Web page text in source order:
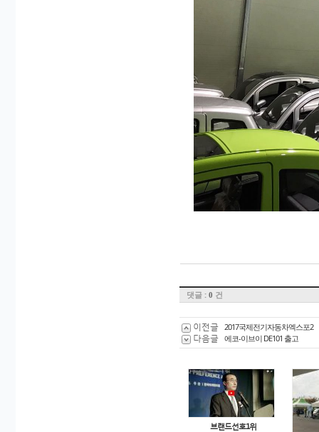
댓글 : 0 건
이전글 2017국제전기자동차엑스포2
다음글 에코-이브이 DE101 출고
브랜드선호1위